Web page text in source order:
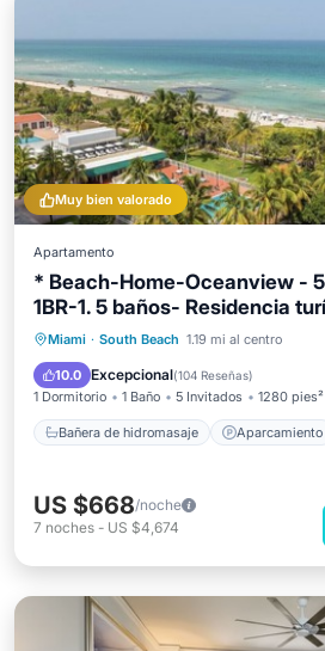
Muy bien valorado
Apartamento
* Beach-Home-Oceanview -
1BR-1. 5 baños- Residencia
Miami · South Beach 1.19 mi al centro
10.0 Excepcional(104 Reseñas)
1 Dormitorio 1 Baño 5 Invitados 1280 pies²
Bañera de hidromasaje Aparcamiento
Bañera de hidromasaje
Piscina
Spa
US $668/noche
7 noches - US $4,674